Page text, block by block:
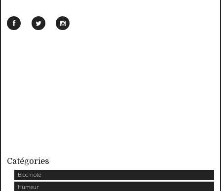
Catégories
Bloc-note
Humeur